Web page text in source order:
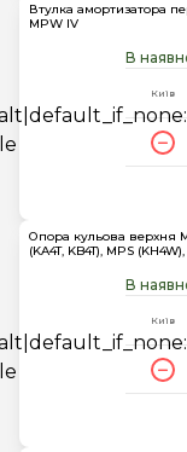
Втулка амортизатора
MPW IV
В
Київ
Опора кульова верхня
(KA4T, KB4T), MPS
В
Київ